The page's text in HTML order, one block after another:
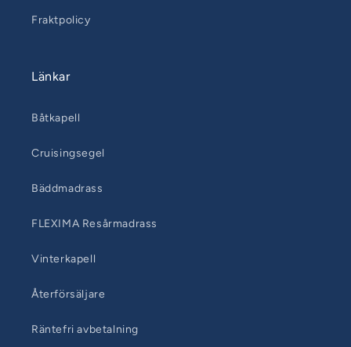
Fraktpolicy
Länkar
Båtkapell
Cruisingsegel
Bäddmadrass
FLEXIMA Resårmadrass
Vinterkapell
Återförsäljare
Räntefri avbetalning